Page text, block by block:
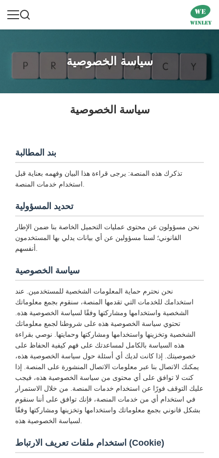
سياسة الخصوصية
سياسة الخصوصية
بند المطالبة
تذكرك هذه المنصة: يرجى قراءة هذا البيان وفهمه بعناية قبل
تحديد المسؤولية
نحن مسؤولون عن محتوى عمليات التحميل الخاصة بنا ضمن الإطار
القانوني؛ لسنا مسؤولين عن أي بيانات يدلي بها المستخدمون
سياسة الخصوصية
نحن نحترم حماية المعلومات الشخصية للمستخدمين. عند
استخدامك للخدمات التي تقدمها المنصة، سنقوم بجمع معلوماتك
الشخصية واستخدامها ومشاركتها وفقًا لسياسة الخصوصية هذه.
تحتوي سياسة الخصوصية هذه على شروطنا لجمع معلوماتك
الشخصية وتخزينها واستخدامها ومشاركتها وحمايتها. نوصي بقراءة
هذه السياسة بالكامل لمساعدتك على فهم كيفية الحفاظ على
خصوصيتك. إذا كانت لديك أي أسئلة حول سياسة الخصوصية هذه،
يمكنك الاتصال بنا عبر معلومات الاتصال المنشورة على المنصة. إذا
كنت لا توافق على أي محتوى من سياسة الخصوصية هذه، فيجب
عليك التوقف فورًا عن استخدام خدمات المنصة. من خلال الاستمرار
في استخدام أي من خدمات المنصة، فإنك توافق على أننا سنقوم
بشكل قانوني بجمع معلوماتك واستخدامها وتخزينها ومشاركتها وفقًا
استخدام ملفات تعريف الارتباط (Cookie)